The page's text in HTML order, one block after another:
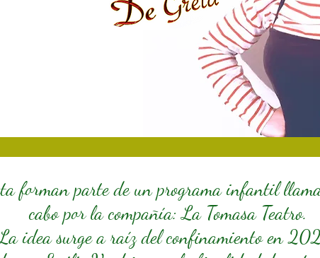
forman parte de un programa infantil
cabo por la compañía: La Tomasa Teatro.
idea surge a raíz del confinamiento en